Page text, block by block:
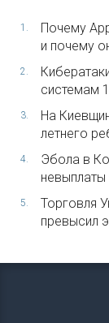
1.
Почему
и почему
2.
системам
3.
На
летнего
4.
Эбола в
невыплаты
5.
Торговля
превысил